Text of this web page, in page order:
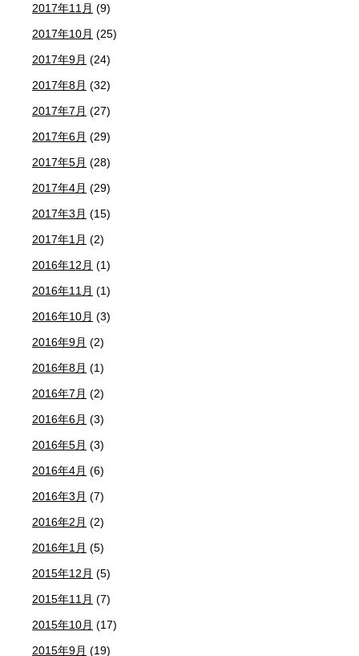
2017年11月 (9)
2017年10月 (25)
2017年9月 (24)
2017年8月 (32)
2017年7月 (27)
2017年6月 (29)
2017年5月 (28)
2017年4月 (29)
2017年3月 (15)
2017年1月 (2)
2016年12月 (1)
2016年11月 (1)
2016年10月 (3)
2016年9月 (2)
2016年8月 (1)
2016年7月 (2)
2016年6月 (3)
2016年5月 (3)
2016年4月 (6)
2016年3月 (7)
2016年2月 (2)
2016年1月 (5)
2015年12月 (5)
2015年11月 (7)
2015年10月 (17)
2015年9月 (19)